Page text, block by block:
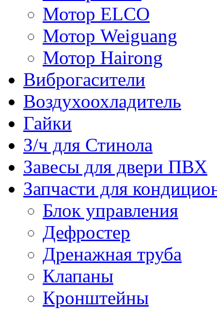
Мотор ELCO
Мотор Weiguang
Мотор Hairong
Виброгасители
Воздухоохладитель
Гайки
З/ч для Стинола
Завесы для двери ПВХ
Запчасти для
Блок управления
Дефростер
Дренажная труба
Клапаны
Кронштейны